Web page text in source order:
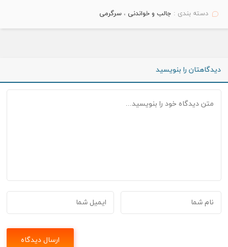
دسته بندی : جالب و خواندنی ،سرگرمی
دیدگاهتان را بنویسید